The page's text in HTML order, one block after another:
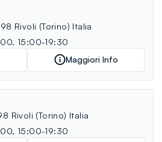
Rivoli (Torino) Italia
15:00-19:30
Maggiori Info
Rivoli (Torino) Italia
15:00-19:30